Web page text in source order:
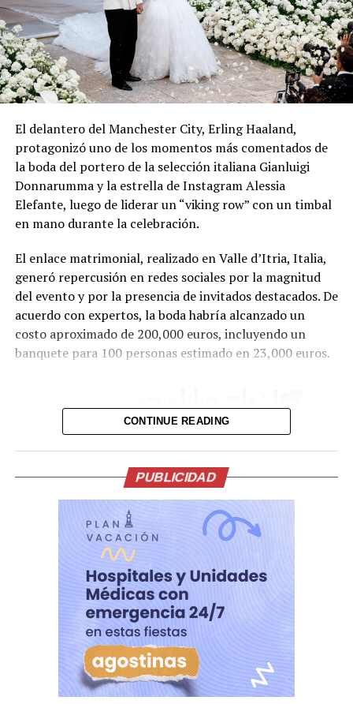
El delantero del Manchester City, Erling Haaland,
protagonizó uno de los momentos más comentados de
la boda del portero de la selección italiana Gianluigi
Donnarumma y la estrella de Instagram Alessia
Elefante, luego de liderar un “viking row” con un timbal
en mano durante la celebración.
El enlace matrimonial, realizado en Valle d’Itria, Italia,
generó repercusión en redes sociales por la magnitud
del evento y por la presencia de invitados destacados. De
acuerdo con expertos, la boda habría alcanzado un
costo aproximado de 200,000 euros, incluyendo un
banquete para 100 personas estimado en 23,000 euros.
دوناروما.
pic.twitter.com/lDJBuhLLl7
— Insider City
(@InsiderCity_Ar)July
24, 2026
Uno de los momentos que más llamó la atención fue la
participación de Haaland en el tradicional “viking row”,
una celebración popularizada por jugadores y
aficionados noruegos durante el Mundial 2026. El
atacante del Manchester City dirigió la coreografía
mientras los invitados remaban sentados sobre el suelo
CONTINUE READING
PUBLICIDAD